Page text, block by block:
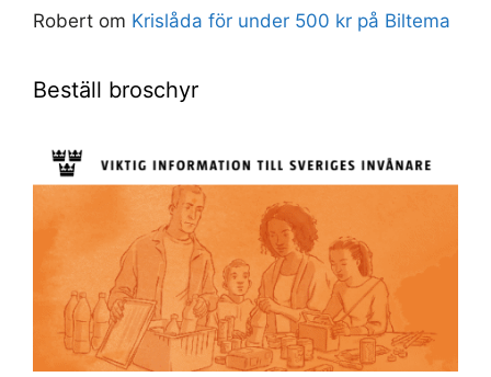
Robert om Krislåda för under 500 kr på Biltema
Beställ broschyr